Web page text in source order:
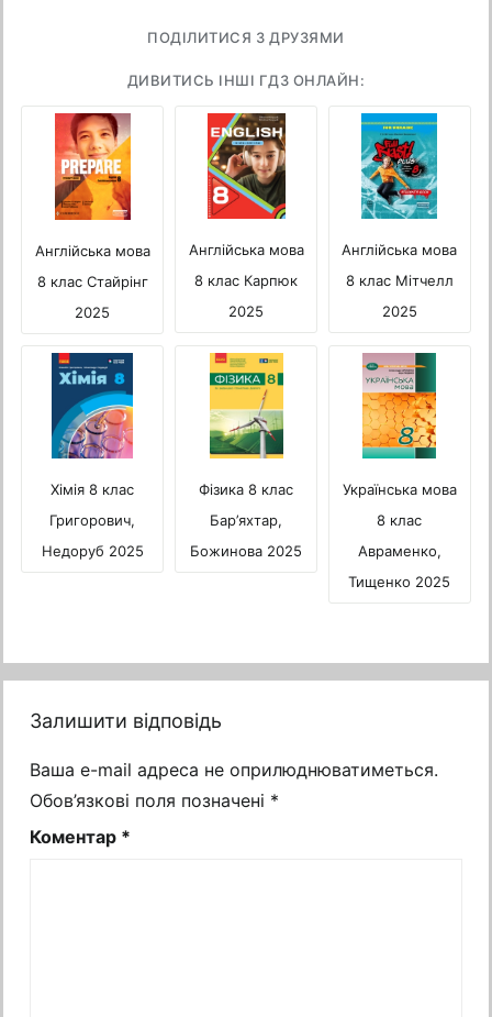
ПОДІЛИТИСЯ З ДРУЗЯМИ
ДИВИТИСЬ ІНШІ ГДЗ ОНЛАЙН:
Англійська мова
8 клас Стайрінг
2025
Англійська мова
8 клас Карпюк
2025
Англійська мова
8 клас Мітчелл
2025
Хімія 8 клас
Григорович,
Недоруб 2025
Фізика 8 клас
Бар’яхтар,
Божинова 2025
Українська мова
8 клас
Авраменко,
Тищенко 2025
Залишити відповідь
Ваша e-mail адреса не оприлюднюватиметься.
Обов’язкові поля позначені *
Коментар *